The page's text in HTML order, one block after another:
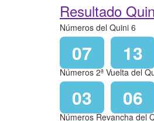
Resultado
Números del Quini 6
07 13
Números 2ª Vuelta del
03 06
Números Revancha del